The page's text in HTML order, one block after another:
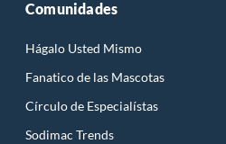
Comunidades
Hágalo Usted Mismo
Fanatico de las Mascotas
Círculo de Especialístas
Sodimac Trends